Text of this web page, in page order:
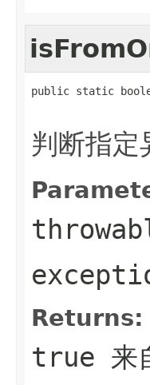
public static
判断指定
Returns:
true 来